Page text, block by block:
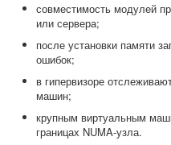
совместимость модулей
или сервера;
после установки памяти
ошибок;
в гипервизоре
машин;
крупным виртуальным
границах NUMA-узла.